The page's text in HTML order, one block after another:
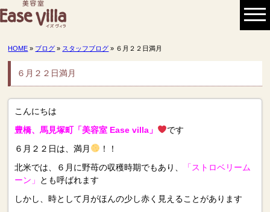
HOME » ブログ » スタッフブログ » ６月２２日満月
６月２２日満月
こんにちは
豊橋、馬見塚町「美容室 Ease villa」
です
６月２２日は、満月
！！
北米では、６月に野苺の収穫時期でもあり、
「ストロベリーム
ーン」 とも呼ばれます
しかし、時として月がほんの少し赤く見えることがあります